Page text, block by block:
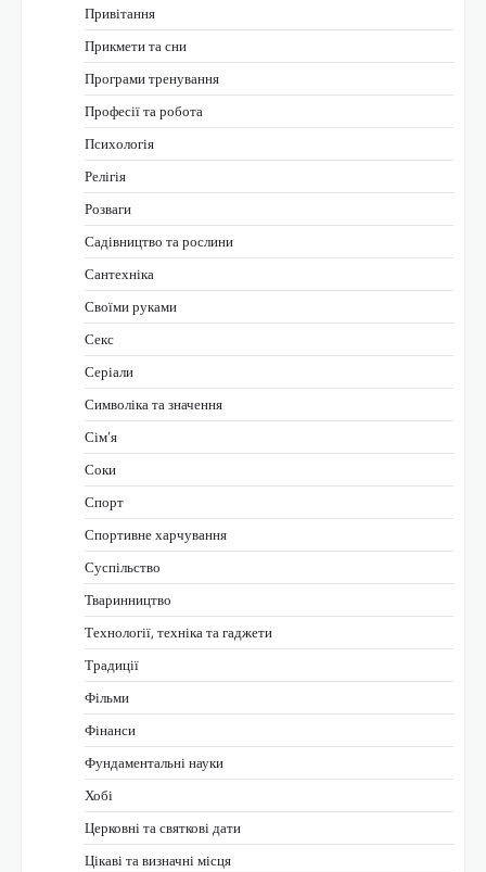
Привітання
Прикмети та сни
Програми тренування
Професії та робота
Психологія
Релігія
Розваги
Садівництво та рослини
Сантехніка
Своїми руками
Секс
Серіали
Символіка та значення
Сім’я
Соки
Спорт
Спортивне харчування
Суспільство
Тваринництво
Технології, техніка та гаджети
Традиції
Фільми
Фінанси
Фундаментальні науки
Хобі
Церковні та святкові дати
Цікаві та визначні місця